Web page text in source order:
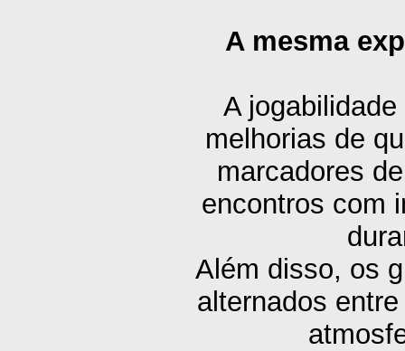
A mesma
A
melhorias de
marcadores
encontros com
Além disso, os
alternados